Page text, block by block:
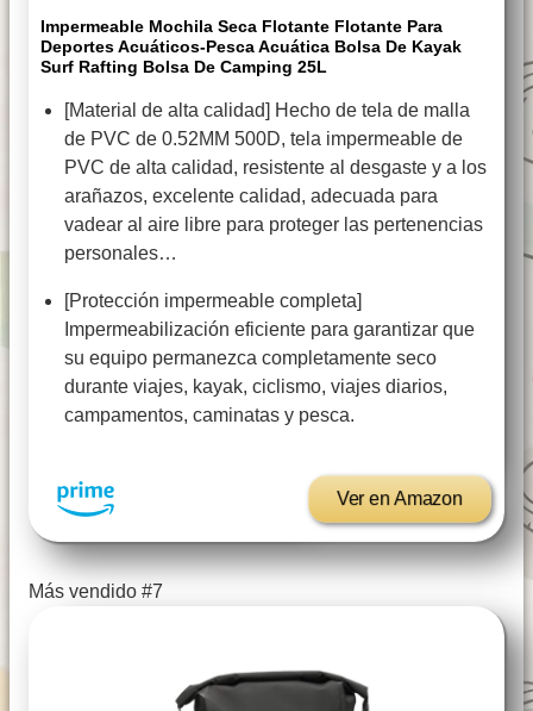
Impermeable Mochila Seca Flotante Flotante Para
Deportes Acuáticos-Pesca Acuática Bolsa De Kayak
Surf Rafting Bolsa De Camping 25L
[Material de alta calidad] Hecho de tela de malla
de PVC de 0.52MM 500D, tela impermeable de
PVC de alta calidad, resistente al desgaste y a los
arañazos, excelente calidad, adecuada para
vadear al aire libre para proteger las pertenencias
personales…
[Protección impermeable completa]
Impermeabilización eficiente para garantizar que
su equipo permanezca completamente seco
durante viajes, kayak, ciclismo, viajes diarios,
campamentos, caminatas y pesca.
Ver en Amazon
Más vendido #7